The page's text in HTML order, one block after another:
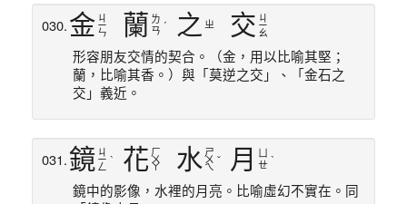
030.金 ㄐ
ㄧ
ㄣ 蘭 ㄌ
ㄢ ˊ 之 ㄓ 交 ㄐ
ㄧ
ㄠ
形容朋友交情的契合。（金，用以比喻其堅；
蘭，比喻其香。）與「莫逆之交」、「金石之
交」義近。
031.鏡 ㄐ
ㄧ
ㄥ
ˋ 花 ㄏ
ㄨ
ㄚ 水 ㄕ
ㄨ
ㄟ
ˇ 月
ㄝ ˋ
鏡中的影像，水裡的月亮。比喻虛幻不實在。同